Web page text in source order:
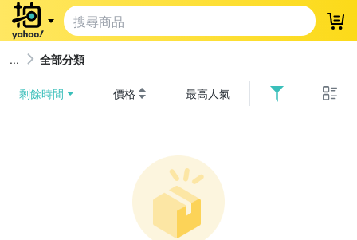
登
全部分類
剩餘時間 價格 最高人氣